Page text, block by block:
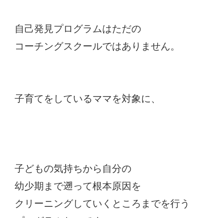
自己発見プログラムはただの
コーチングスクールではありません。
子育てをしているママを対象に、
子どもの気持ちから自分の
幼少期まで遡って根本原因を
クリーニングしていくところまでを行う